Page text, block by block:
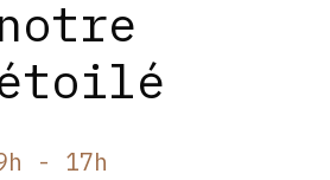
- 17h